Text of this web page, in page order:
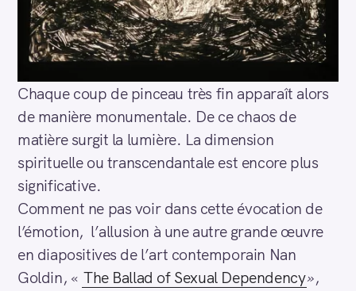
Chaque coup de pinceau très fin apparaît alors
de manière monumentale. De ce chaos de
matière surgit la lumière. La dimension
spirituelle ou transcendantale est encore plus
significative.
Comment ne pas voir dans cette évocation de
l’émotion, l’allusion à une autre grande œuvre
en diapositives de l’art contemporain Nan
Goldin, « The Ballad of Sexual Dependency»,